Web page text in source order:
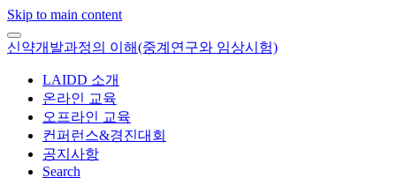
Skip to main content
신약개발과정의 이해(중계연구와 임상시험)
LAIDD 소개
온라인 교육
오프라인 교육
컨퍼런스&경진대회
공지사항
Search